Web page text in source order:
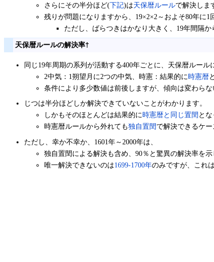
さらにその半分ほど(下記)は天保暦ルールで解決しま
残りが問題になりますから、19×2×2～およそ80年に1
ただし、ばらつきはかなり大きく、19年間隔か
天保暦ルールの解決率†
同じ19年周期の系列が活動する400年ごとに、天保暦ルー
2中気：1朔望月に2つの中気、時憲：結果的に時憲暦
条件により多少数値は前後しますが、傾向は変わらな
じつは半分ほどしか解決できていないことがわかります。
しかもそのほとんどは結果的に時憲暦と同じ置閏 と
時憲暦ルールから外れても独自置閏で解決できるケー
ただし、幸か不幸か、1601年～2000年は、
独自置閏による解決も含め、90％と驚異の解決率を示
唯一解決できないのは1699-1700年のみですが、これは